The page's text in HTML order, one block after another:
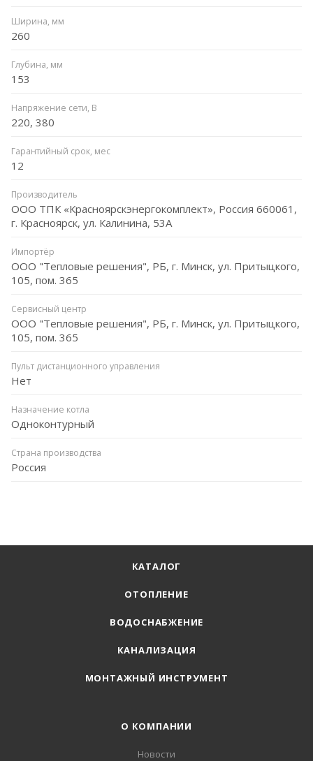
Ширина, мм
260
Глубина, мм
153
Напряжение сети, В
220, 380
Гарантийный срок, мес
12
Производитель
ООО ТПК «Красноярскэнергокомплект», Россия 660061,
г. Красноярск, ул. Калинина, 53А
Импортёр
ООО "Тепловые решения", РБ, г. Минск, ул. Притыцкого,
105, пом. 365
Сервисный центр
ООО "Тепловые решения", РБ, г. Минск, ул. Притыцкого,
105, пом. 365
Пульт дистанционного управления
Нет
Назначение котла
Одноконтурный
Страна производства
Россия
КАТАЛОГ
ОТОПЛЕНИЕ
ВОДОСНАБЖЕНИЕ
КАНАЛИЗАЦИЯ
МОНТАЖНЫЙ ИНСТРУМЕНТ
О КОМПАНИИ
Новости